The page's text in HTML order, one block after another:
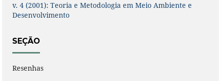
v. 4 (2001): Teoria e Metodologia em Meio Ambiente e
Desenvolvimento
SEÇÃO
Resenhas